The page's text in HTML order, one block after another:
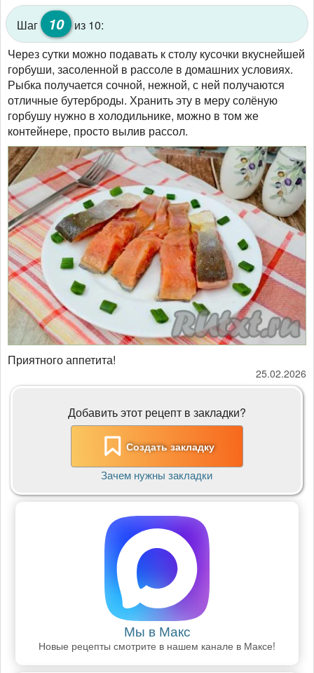
Шаг 10 из 10:
Через сутки можно подавать к столу кусочки вкуснейшей
горбуши, засоленной в рассоле в домашних условиях.
Рыбка получается сочной, нежной, с ней получаются
отличные бутерброды. Хранить эту в меру солёную
горбушу нужно в холодильнике, можно в том же
контейнере, просто вылив рассол.
Приятного аппетита!
25.02.2026
Добавить этот рецепт в закладки?
Создать закладку
Зачем нужны закладки
Мы в Макс
Новые рецепты смотрите в нашем канале в Максе!